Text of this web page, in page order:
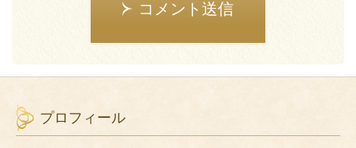
コメント送信
プロフィール